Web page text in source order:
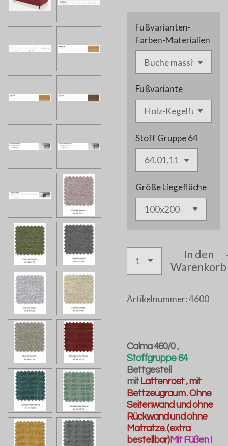
Fußvarianten-
Farben-Materialien
Fußvariante
Stoff Gruppe 64
Größe Liegefläche
In den
Warenkorb
Artikelnummer:4600
Calma 460/0 ,
Stoffgruppe 64
Bettgestell
mitLattenrost , mit
Bettzeugraum . Ohne
Seitenwand und ohne
Rückwand und ohne
Matratze. (extra
bestellbar)Mit Füßen !